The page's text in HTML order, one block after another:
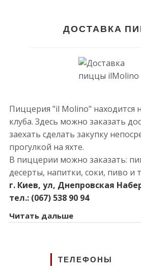
ДОСТАВКА
Пиццерия "il Molino" находится
клуба. Здесь можно заказать
заехать сделать закупку
прогулкой на яхте.
В пиццерии можно заказать:
десерты, напитки, соки, пиво и
г. Киев, ул, Днепровская
тел.: (067) 538 90 94
Читать дальше
ТЕЛЕФОНЫ